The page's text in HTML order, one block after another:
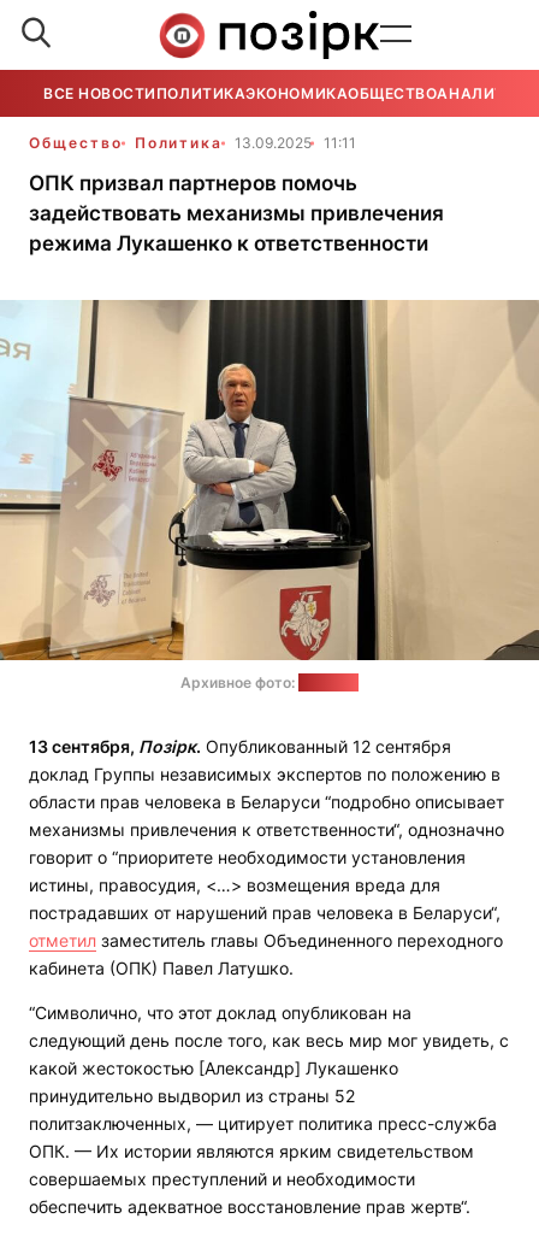
ВСЕ НОВОСТИ ПОЛИТИКАЭКОНОМИКАОБЩЕСТВОАНАЛИТИКА
Общество Политика 13.09.2025 11:11
ОПК призвал партнеров помочь
задействовать механизмы привлечения
режима Лукашенко к ответственности
Архивное фото:
13 сентября, Позірк. Опубликованный 12 сентября
доклад Группы независимых экспертов по положению в
области прав человека в Беларуси “подробно описывает
механизмы привлечения к ответственности“, однозначно
говорит о “приоритете необходимости установления
истины, правосудия, <…> возмещения вреда для
пострадавших от нарушений прав человека в Беларуси“,
отметил заместитель главы Объединенного переходного
кабинета (ОПК) Павел Латушко.
“Символично, что этот доклад опубликован на
следующий день после того, как весь мир мог увидеть, с
какой жестокостью [Александр] Лукашенко
принудительно выдворил из страны 52
политзаключенных, — цитирует политика пресс-служба
ОПК. — Их истории являются ярким свидетельством
совершаемых преступлений и необходимости
обеспечить адекватное восстановление прав жертв“.